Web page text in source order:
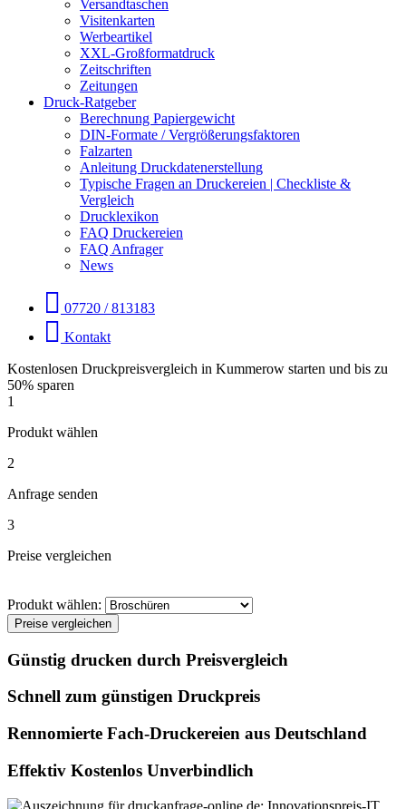
Versandtaschen
Visitenkarten
Werbeartikel
XXL-Großformatdruck
Zeitschriften
Zeitungen
Druck-Ratgeber
Berechnung Papiergewicht
DIN-Formate / Vergrößerungsfaktoren
Falzarten
Anleitung Druckdatenerstellung
Typische Fragen an Druckereien | Checkliste &
Vergleich
Drucklexikon
FAQ Druckereien
FAQ Anfrager
News
07720 / 813183
Kontakt
Kostenlosen Druckpreisvergleich in Kummerow starten und bis zu
50% sparen
1
Produkt wählen
2
Anfrage senden
3
Preise vergleichen
Produkt wählen:
Preise vergleichen
Günstig drucken durch Preisvergleich
Schnell zum günstigen Druckpreis
Rennomierte Fach-Druckereien aus Deutschland
Effektiv Kostenlos Unverbindlich